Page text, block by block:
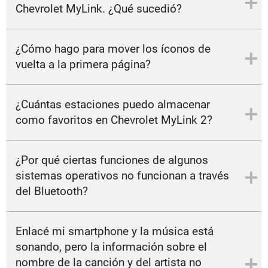
(pantalla inicial > teléfono). Si Android Auto y la mayoría de
sistemas operativos se estuvieran utilizando, podés usar el
teclado (con el vehículo detenido) o el control en el volante
para utilizar el comando de voz.
Chevrolet MyLink. ¿Qué sucedió?
ícono, asegurate de que no se movieron hacia la segunda
página; para hacerlo presiona la flecha que aparece en la
¿Cómo hago para mover los íconos de
vuelta a la primera página?
forma que lo hacés desde tu smartphone.
¿Cuántas estaciones puedo almacenar
como favoritos en Chevrolet MyLink 2?
Cada página puede contener cinco estaciones.
¿Por qué ciertas funciones de algunos
sistemas operativos no funcionan a través
del Bluetooth?
funciones disponibles a través de Bluetooth para algunos
sistemas operativos son manos libres y transmisión de
música.
Enlacé mi smartphone y la música está
sonando, pero la información sobre el
nombre de la canción y del artista no